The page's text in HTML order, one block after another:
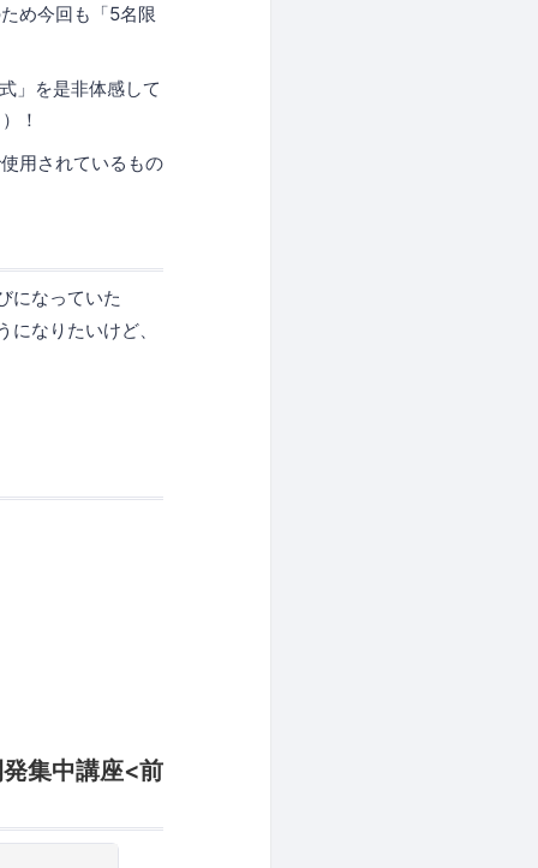
め今回も「5名限
」を是非体感して
！
用されているもの
になっていた
なりたいけど、
集中講座<前